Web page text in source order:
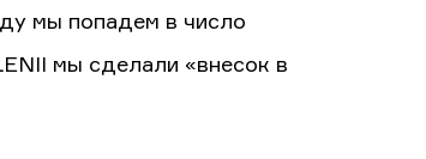
мы попадем в число
мы сделали «внесок в